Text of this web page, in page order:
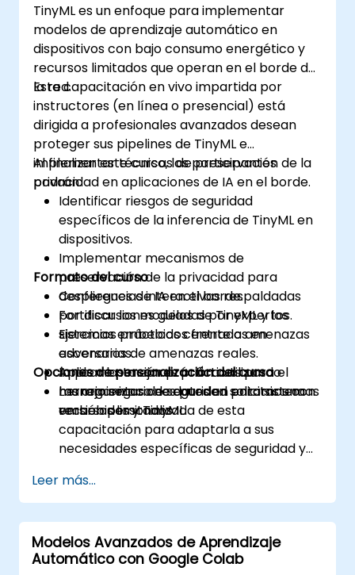
Utilizar el aprendizaje por transferencia
(transfer learning) para mejorar el
rendimiento de los modelos CNN.
Visualizar e interpretar los resultados de
los modelos de clasificación de imágenes.
TinyML es un enfoque para implementar
modelos de aprendizaje automático en
dispositivos con bajo consumo energético y
recursos limitados que operan en el borde de
la red.
Esta capacitación en vivo impartida por
instructores (en línea o presencial) está
dirigida a profesionales avanzados desean
proteger sus pipelines de TinyML e
implementar técnicas de preservación de la
privacidad en aplicaciones de IA en el borde.
Al finalizar este curso, los participantes
podrán:
Identificar riesgos de seguridad
específicos de la inferencia de TinyML en
dispositivos.
Implementar mecanismos de
preservación de la privacidad para
despliegues de IA en el borde.
Fortificar los modelos de TinyML y los
sistemas embebidos frente a amenazas
adversarias.
Aplicar las mejores prácticas para el
manejo seguro de datos en entornos con
recursos limitados.
Formato del curso
Conferencias interactivas respaldadas
por discusiones guiadas por expertos.
Ejercicios prácticos centrados en
escenarios de amenazas reales.
Implementación práctica utilizando
herramientas de seguridad para sistemas
embebidos y TinyML.
Opciones de personalización del curso
Las organizaciones pueden solicitar una
versión personalizada de esta
capacitación para adaptarla a sus
necesidades específicas de seguridad y
Leer más...
Modelos Avanzados de Aprendizaje
Automático con Google Colab